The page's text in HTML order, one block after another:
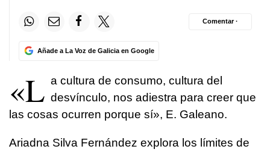
Añade a La Voz de Galicia en Google
Comentar ·
«L a cultura de consumo, cultura del
desvínculo, nos adiestra para creer que
las cosas ocurren porque sí», E. Galeano.
Ariadna Silva Fernández explora los límites de